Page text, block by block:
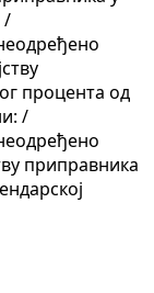
/
процента од
/
приправника